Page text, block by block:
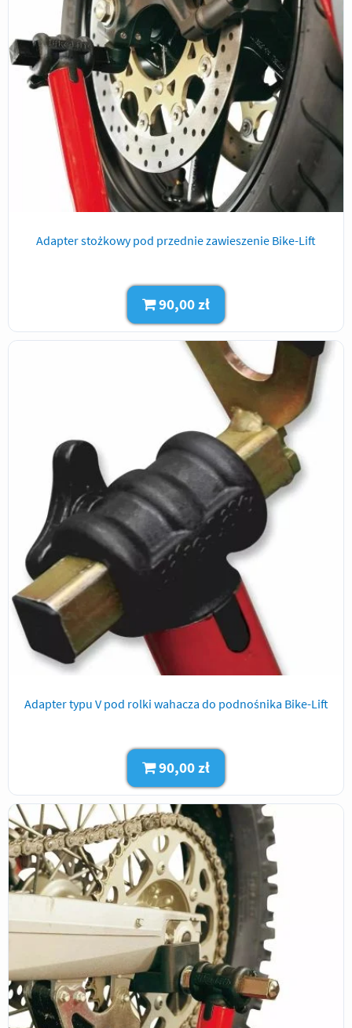
Adapter stożkowy pod przednie zawieszenie Bike-Lift
90,00 zł
Adapter typu V pod rolki wahacza do podnośnika Bike-Lift
90,00 zł